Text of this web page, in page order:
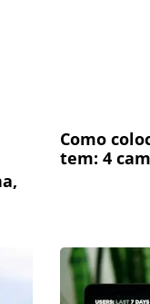
Como
tem: 4